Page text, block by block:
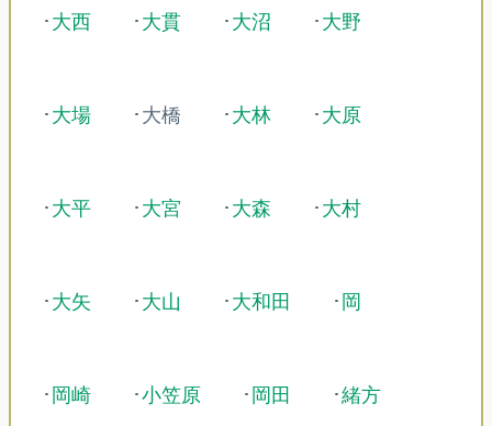
･大西 ･大貫 ･大沼 ･大野
･大場 ･大橋 ･大林 ･大原
･大平 ･大宮 ･大森 ･大村
･大矢 ･大山 ･大和田 ･ 岡
･ 岡崎 ･小笠原 ･ 岡田 ･緒方